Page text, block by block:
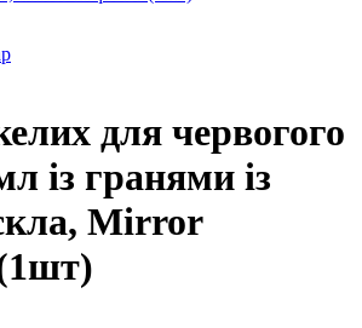
для червогого
із гранями із
Mirror